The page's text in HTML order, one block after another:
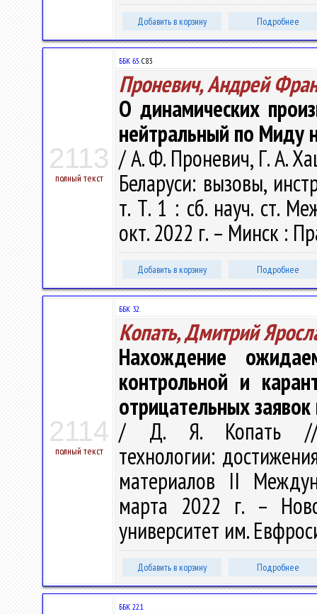
Добавить в корзину Подробнее
2113
полный текст
ББК 65.С83
Проневич, Андрей
О динамических
нейтральный по Миду
/ А. Ф. Проневич, Г. А.
Беларуси: вызовы,
т. Т. 1 : сб. науч. ст.
окт. 2022 г. – Минск :
Добавить в корзину Подробнее
2114
полный текст
ББК 32.
Копать, Дмитрий
Нахождение
контрольной и
отрицательных
/ Д. Я. Копать //
технологии:
материалов II
марта 2022 г. –
университет им.
Добавить в корзину Подробнее
ББК 22.1